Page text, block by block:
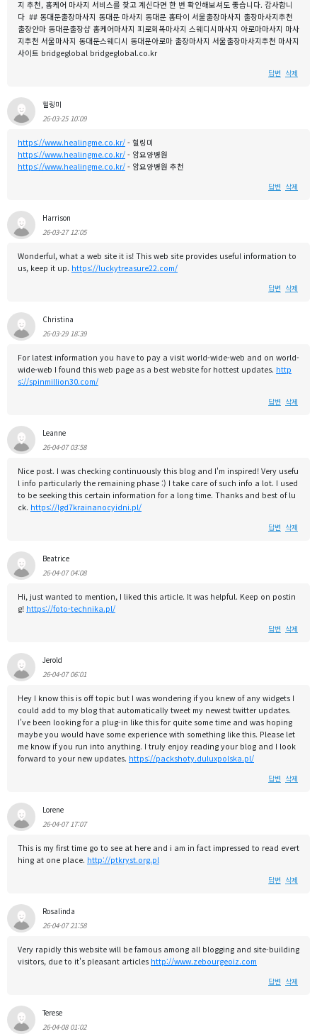
지 추천, 홈케어 마사지 서비스를 찾고 계신다면 한 번 확인해보셔도 좋습니다. 감사합니
다 ## 동대문출장마사지 동대문 마사지 동대문 홈타이 서울출장마사지 출장마사지추천
출장안마 동대문출장샵 홈케어마사지 피로회복마사지 스웨디시마사지 아로마마사지 마사
지추천 서울마사지 동대문스웨디시 동대문아로마 출장마사지 서울출장마사지추천 마사지
사이트 bridgeglobal bridgeglobal.co.kr
답변 삭제
힐링미
26-03-25 10:09
https://www.healingme.co.kr/ - 힐링미
https://www.healingme.co.kr/ - 암요양병원
https://www.healingme.co.kr/ - 암요양병원 추천
답변 삭제
Harrison
26-03-27 12:05
Wonderful, what a web site it is! This web site provides useful information to
us, keep it up. https://luckytreasure22.com/
답변 삭제
Christina
26-03-29 18:39
For latest information you have to pay a visit world-wide-web and on world-
wide-web I found this web page as a best website for hottest updates. http
s://spinmillion30.com/
답변 삭제
Leanne
26-04-07 03:58
Nice post. I was checking continuously this blog and I'm inspired! Very usefu
l info particularly the remaining phase :) I take care of such info a lot. I used
to be seeking this certain information for a long time. Thanks and best of lu
ck. https://lgd7krainanocyidni.pl/
답변 삭제
Beatrice
26-04-07 04:08
Hi, just wanted to mention, I liked this article. It was helpful. Keep on postin
g! https://foto-technika.pl/
답변 삭제
Jerold
26-04-07 06:01
Hey I know this is off topic but I was wondering if you knew of any widgets I
could add to my blog that automatically tweet my newest twitter updates.
I've been looking for a plug-in like this for quite some time and was hoping
maybe you would have some experience with something like this. Please let
me know if you run into anything. I truly enjoy reading your blog and I look
forward to your new updates. https://packshoty.duluxpolska.pl/
답변 삭제
Lorene
26-04-07 17:07
This is my first time go to see at here and i am in fact impressed to read evert
hing at one place. http://ptkryst.org.pl
답변 삭제
Rosalinda
26-04-07 21:58
Very rapidly this website will be famous among all blogging and site-building
visitors, due to it's pleasant articles http://www.zebourgeoiz.com
답변 삭제
Terese
26-04-08 01:02